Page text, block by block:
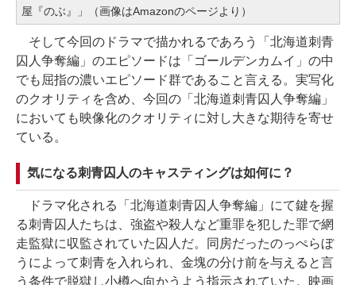
屋『のぶ』」（画像はAmazonのページより）
そして今回のドラマで描かれるであろう「北海道刺青
囚人争奪編」のエピソードは「ゴールデンカムイ」の中
でも屈指の濃いエピソード群であること言える。実写化
のクオリティを含め、今回の「北海道刺青囚人争奪編」
においても映像化のクオリティに対し大きな期待を寄せ
ている。
気になる刺青囚人のキャスティングは如何に？
ドラマ化される「北海道刺青囚人争奪編」にて鍵を握
る刺青囚人たちは、強盗や殺人など重罪を犯した罪で網
走監獄に収監されていた囚人だ。同房だったのっぺらぼ
うによって刺青を入れられ、金塊の分け前を与えると言
う条件で脱獄し小樽へ向かうよう指示されていた。映画